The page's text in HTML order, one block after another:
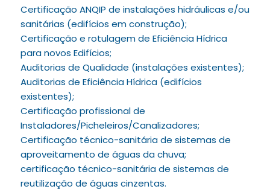
Certificação ANQIP de instalações hidráulicas e/ou
sanitárias (edifícios em construção);
Certificação e rotulagem de Eficiência Hídrica
para novos Edifícios;
Auditorias de Qualidade (instalações existentes);
Auditorias de Eficiência Hídrica (edifícios
existentes);
Certificação profissional de
Instaladores/Picheleiros/Canalizadores;
Certificação técnico-sanitária de sistemas de
aproveitamento de águas da chuva;
certificação técnico-sanitária de sistemas de
reutilização de águas cinzentas.